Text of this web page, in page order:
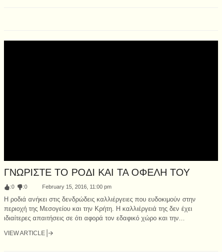
ΓΝΩΡΙΣΤΕ ΤΟ ΡΟΔΙ ΚΑΙ ΤΑ ΟΦΕΛΗ ΤΟΥ
:0 :0 February 15, 2016, 11:00 pm
Η ροδιά ανήκει στις δενδρώδεις καλλιέργειες που ευδοκιμούν στην
περιοχή της Μεσογείου και την Κρήτη. Η καλλιέργειά της δεν έχει
ιδιαίτερες απαιτήσεις σε ότι αφορά τον εδαφικό χώρο και την...
VIEW ARTICLE